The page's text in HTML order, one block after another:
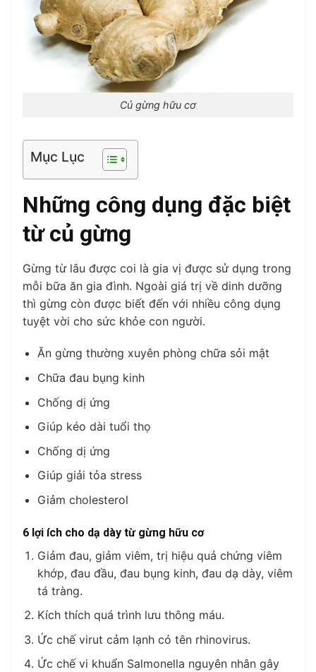
Củ gừng hữu cơ
Mục Lục
Những công dụng đặc biệt
từ củ gừng
Gừng từ lâu được coi là gia vị được sử dụng trong
mỗi bữa ăn gia đình. Ngoài giá trị về dinh dưỡng
thì gừng còn được biết đến với nhiều công dụng
tuyệt vời cho sức khỏe con người.
Ăn gừng thường xuyên phòng chữa sỏi mật
Chữa đau bụng kinh
Chống dị ứng
Giúp kéo dài tuổi thọ
Chống dị ứng
Giúp giải tỏa stress
Giảm cholesterol
6 lợi ích cho dạ dày từ gừng hữu cơ
Giảm đau, giảm viêm, trị hiệu quả chứng viêm
khớp, đau đầu, đau bụng kinh, đau dạ dày, viêm
tá tràng.
Kích thích quá trình lưu thông máu.
Ức chế virut cảm lạnh có tên rhinovirus.
Ức chế vi khuẩn Salmonella nguyên nhân gây